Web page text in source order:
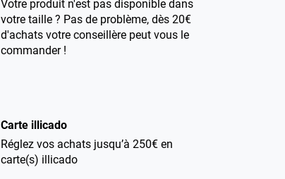
Votre produit n'est pas disponible dans
votre taille ? Pas de problème, dès 20€
d'achats votre conseillère peut vous le
commander !
Carte illicado
Réglez vos achats jusqu’à 250€ en
carte(s) illicado